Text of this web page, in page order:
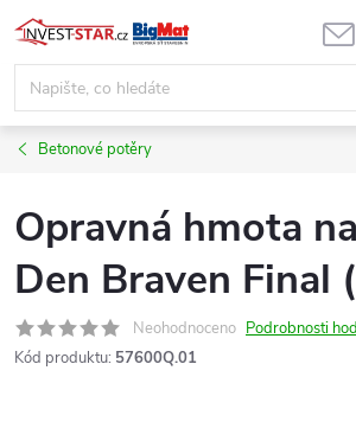
Přejít
na
obsah
Betonové potěry
Opravná hmota
Den Braven Final
Neohodnoceno Podrobnosti
Kód produktu: 57600Q.01